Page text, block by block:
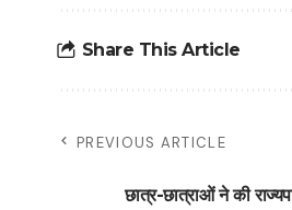
Share This Article
PREVIOUS ARTICLE
छात्र-छात्राओं ने की